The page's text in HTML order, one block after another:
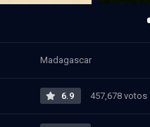
Madagascar
6.9 457,678 votos